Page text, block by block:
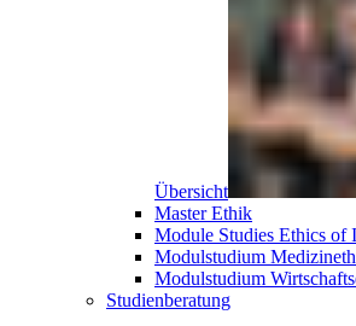
Übersicht
Master Ethik
Module Studies Ethics of
Modulstudium
Modulstudium
Studien­beratung